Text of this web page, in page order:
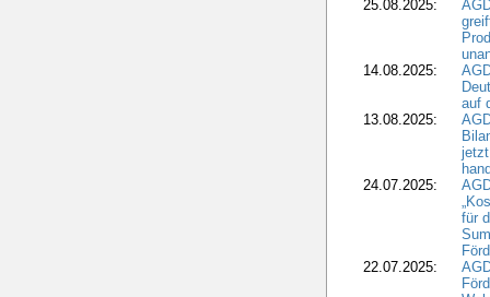
25.08.2025:
14.08.2025:
auf
13.08.2025:
24.07.2025:
für
22.07.2025: